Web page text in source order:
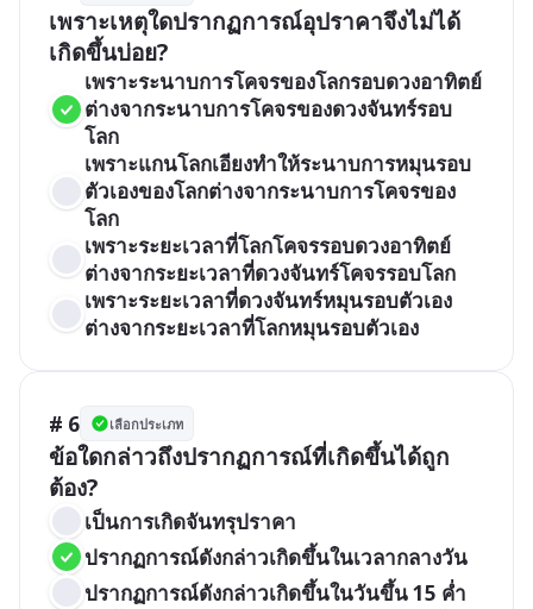
เพราะเหตุใดปรากฏการณ์อุปราคาจึงไม่ได้
เกิดขึ้นบ่อย?
เพราะระนาบการโคจรของโลกรอบดวงอาทิตย์
ต่างจากระนาบการโคจรของดวงจันทร์รอบ
โลก
เพราะแกนโลกเอียงทำให้ระนาบการหมุนรอบ
ตัวเองของโลกต่างจากระนาบการโคจรของ
โลก
เพราะระยะเวลาที่โลกโคจรรอบดวงอาทิตย์
ต่างจากระยะเวลาที่ดวงจันทร์โคจรรอบโลก
เพราะระยะเวลาที่ดวงจันทร์หมุนรอบตัวเอง
ต่างจากระยะเวลาที่โลกหมุนรอบตัวเอง
# 6 เลือกประเภท
ข้อใดกล่าวถึงปรากฏการณ์ที่เกิดขึ้นได้ถูก
ต้อง?
เป็นการเกิดจันทรุปราคา
ปรากฏการณ์ดังกล่าวเกิดขึ้นในเวลากลางวัน
ปรากฏการณ์ดังกล่าวเกิดขึ้นในวันขึ้น 15 ค่ำ